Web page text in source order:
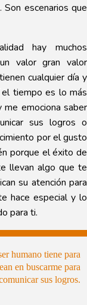
escenarios que
hay muchos
valor gran valor
cualquier día y
tiempo es lo más
me emociona saber
sus logros o
por el gusto
porque el éxito de
llevan algo que te
su atención para
hace especial y lo
para ti.
humano tiene para
en buscarme para
sus logros.